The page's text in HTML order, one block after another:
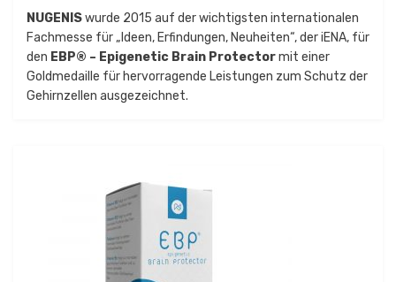
NUGENISwurde 2015 auf der wichtigsten internationalen
Fachmesse für „Ideen, Erfindungen, Neuheiten“, der iENA, für
den EBP® – Epigenetic Brain Protectormit einer
Goldmedaille für hervorragende Leistungen zum Schutz der
Gehirnzellen ausgezeichnet.